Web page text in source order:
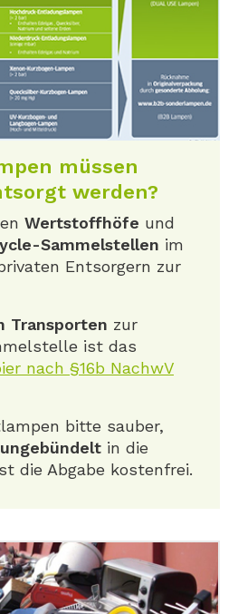
müssen
werden?
Wertstoffhöfe und
Sammelstellen im
Entsorgern zur
Transporten zur
ist das
nach §16b NachwV
bitte sauber,
ungebündelt in die
die Abgabe kostenfrei.